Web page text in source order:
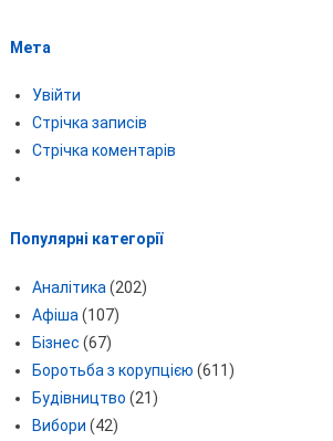
Мета
Увійти
Стрічка записів
Стрічка коментарів
Популярні категорії
Аналітика (202)
Афіша (107)
Бізнес (67)
Боротьба з корупцією (611)
Будівництво (21)
Вибори (42)